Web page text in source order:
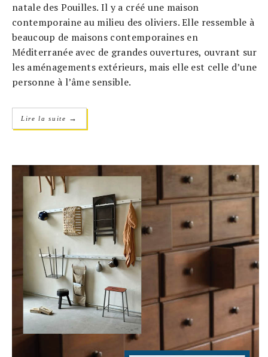
natale des Pouilles. Il y a créé une maison
contemporaine au milieu des oliviers. Elle ressemble à
beaucoup de maisons contemporaines en
Méditerranée avec de grandes ouvertures, ouvrant sur
les aménagements extérieurs, mais elle est celle d’une
personne à l’âme sensible.
Lire la suite →